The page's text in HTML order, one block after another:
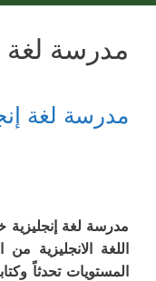
مدرسة لغة
مدرسة لغة
اللغة الانجليزية
المستويات تحدثاً